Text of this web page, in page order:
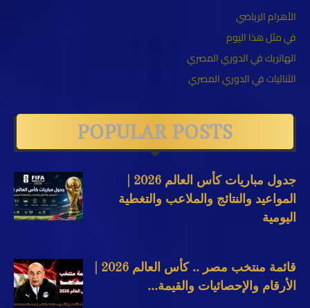
الأهرام الرياضي
في مثل هذا اليوم
الهاتريك في الدوري المصري
الثنائيات في الدوري المصري
POPULAR POSTS
المواعيد والنتائج والملاعب والتغطية
اليومية
الأرقام والإحصائيات والقيمة...